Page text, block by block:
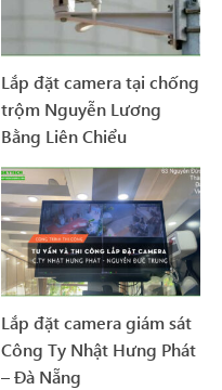
Lắp đặt camera tại chống
trộm Nguyễn Lương
Bằng Liên Chiểu
Lắp đặt camera giám sát
Công Ty Nhật Hưng Phát
– Đà Nẵng